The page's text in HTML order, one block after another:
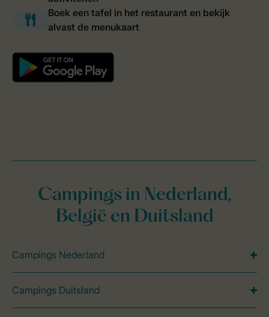
Campings in Nederland,
België en Duitsland
Campings Nederland
Campings Duitsland